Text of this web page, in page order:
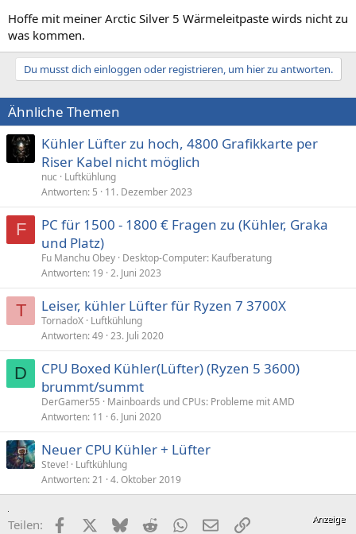
Hoffe mit meiner Arctic Silver 5 Wärmeleitpaste wirds nicht zu
was kommen.
Du musst dich einloggen oder registrieren, um hier zu antworten.
Ähnliche Themen
Kühler Lüfter zu hoch, 4800 Grafikkarte per
Riser Kabel nicht möglich
nuc
Luftkühlung
Antworten 5 11. Dezember 2023
F
PC für 1500 - 1800 € Fragen zu (Kühler, Graka
und Platz)
Fu Manchu Obey Desktop-Computer: Kaufberatung
Antworten 19 2. Juni 2023
T Leiser, kühler Lüfter für Ryzen 7 3700X
TornadoX Luftkühlung
Antworten 49 23. Juli 2020
D
CPU Boxed Kühler(Lüfter) (Ryzen 5 3600)
brummt/summt
DerGamer55
Mainboards und CPUs: Probleme mit AMD
Antworten 11 6. Juni 2020
Neuer CPU Kühler + Lüfter
Steve! Luftkühlung
Antworten 21 4. Oktober 2019
Teilen: FacebookX (Twitter)
BlueskyRedditWhatsApp
E-MailLink